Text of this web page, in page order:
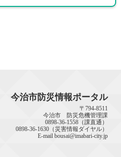
今治市防災情報ポータル
〒794-8511
今治市 防災危機管理課
0898-36-1558（課直通）
0898-36-1630（災害情報ダイヤル）
E-mail bousai@imabari-city.jp